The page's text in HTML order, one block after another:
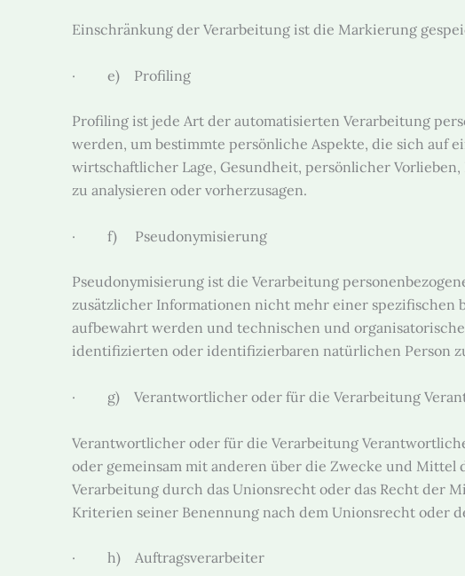
Einschränkung der Verarbeitung ist die Markierung
· e) Profiling
Profiling ist jede Art der automatisierten Verarbeitung
werden, um bestimmte persönliche Aspekte, die sich auf
wirtschaftlicher Lage, Gesundheit, persönlicher
zu analysieren oder vorherzusagen.
· f) Pseudonymisierung
Pseudonymisierung ist die Verarbeitung
zusätzlicher Informationen nicht mehr einer spezifischen
aufbewahrt werden und technischen und
identifizierten oder identifizierbaren natürlichen Person
· g) Verantwortlicher oder für die Verarbeitung
Verantwortlicher oder für die Verarbeitung
oder gemeinsam mit anderen über die Zwecke und
Verarbeitung durch das Unionsrecht oder das Recht der
Kriterien seiner Benennung nach dem Unionsrecht oder
· h) Auftragsverarbeiter